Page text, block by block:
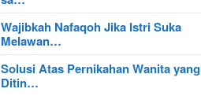
Wajibkah Nafaqoh Jika Istri Suka
Melawan…
Solusi Atas Pernikahan Wanita yang
Ditin…